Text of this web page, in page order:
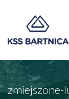
zmiejszone-